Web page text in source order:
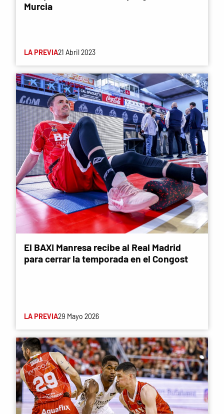
Murcia
LA PREVIA21 Abril 2023
El BAXI Manresa recibe al Real Madrid
para cerrar la temporada en el Congost
LA PREVIA29 Mayo 2026